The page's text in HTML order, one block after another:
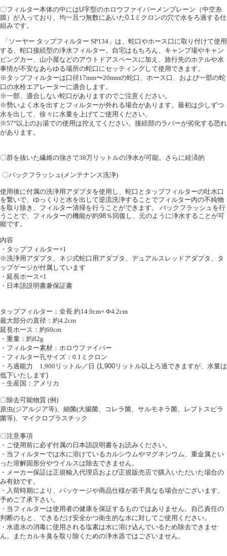
〇フィルター本体の中にはU字型のホロウファイバーメンブレーン（中空糸
膜）が入っており、均一且つ無数にあいた0.1 ミクロンの穴で水をろ過する仕
組みです。
「ソーヤー タップフィルター SP134 」は、蛇口やホース口に取り付けて使用
する、蛇口接続型の浄水フィルター。自宅はもちろん、キャンプ場やキャン
ピングカー、山小屋などのアウトドアスペースに加え、旅行先のホテルや水
事情が不安なあらゆる場所の蛇口にセッティングして使用できます。
※タップフィルターは口径17mm〜20mmの蛇口、ホース口、および一部の蛇
口の水栓エアレーターに適合します。
※一部、適合しない蛇口がありますのでご注意ください。
※勢いよく水を出すとフィルターが外れる場合があります。最初は少しずつ
水を出して、徐々に水量を上げてご使用ください。
※57°以上のお湯での使用は控えてください。接続部のラバーが劣化する恐れ
があります。
〇群を抜いた繊維の強さで38万リットルの浄水が可能。さらに経済的
〇バックフラッシュ ( メンテナンス洗浄)
使用後に付属の洗浄用アダプタを使用し、蛇口とタップフィルターの吐水口
を繋いで、ゆっくりと水を出して逆流洗浄することでフィルター内の不純物
を取り除き、フィルター清掃を行うことができます。 バックフラッシュを行
うことで、フィルターの機能が約98％回復し、元のように浄水することが可
能です。
内容
・タップフィルター×1
※洗浄用アダプタ、ネジ式蛇口用アダプタ、デュアルスレッドアダプタ、タ
ップゲージが付属しています
・延長ホース×1
・日本語説明書兼保証書
タップフィルター：全長 約14.9cm× Φ4.2cm
最大部分の直径：約4.2cm
延長ホース：約60cm
・重量：約82g
・フィルター素材：ホロウファイバー
・フィルター孔サイズ： 0.1 ミクロン
・ろ過能力 1,900 リットル／日 (1,900 リットル以上ろ過できますが、水量は
低下いたします)
・生産国：アメリカ
〇除去可能物質 (例 )
原虫(ジアルジア等)、細菌(大腸菌、コレラ菌、サルモネラ菌、レプトスピラ
菌等)、マイクロプラスチック
〇注意事項
・ご使用前に必ず付属の日本語説明書をお読みください。
・当フィルターでは水に溶けているカルシウムやマグネシウム、重金属とい
った溶解固形分やウイルスは除去できません。
・メーカー保証は正規輸入代理店および正規販売店で購入いただいた場合の
み有効です。
・入荷時期により、パッケージや商品仕様が若干異なる場合がございます。
予めご了承下さい。
・当フィルターは使用者の健康を保証するものではありません。自己責任の
判断のもと、できるだけ安全かつ衛生的な水に対してご使用ください。
・水道水の消毒に使用される塩素は水に溶け込んでいるため除去できませ
ん。またカルキ臭を取り除くための浄水器ではございません。